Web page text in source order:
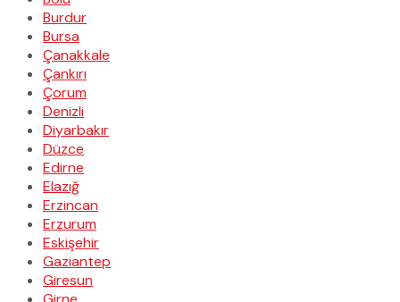
Burdur
Bursa
Çanakkale
Çankırı
Çorum
Denizli
Diyarbakır
Düzce
Edirne
Elazığ
Erzincan
Erzurum
Eskişehir
Gaziantep
Giresun